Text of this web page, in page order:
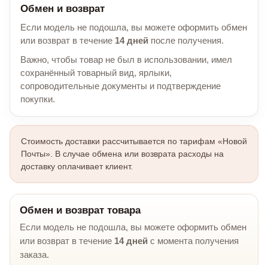
Обмен и возврат
Если модель не подошла, вы можете оформить обмен
или возврат в течение 14 дней после получения.
Важно, чтобы товар не был в использовании, имел
сохранённый товарный вид, ярлыки,
сопроводительные документы и подтверждение
покупки.
Стоимость доставки рассчитывается по тарифам «Новой
Почты». В случае обмена или возврата расходы на
доставку оплачивает клиент.
Обмен и возврат товара
Если модель не подошла, вы можете оформить обмен
или возврат в течение 14 дней с момента получения
заказа.